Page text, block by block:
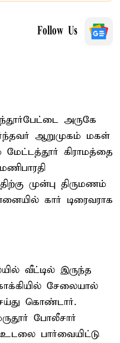
Follow Us
அருகே
ஆறுமுகம் மகள்
கிராமத்தை
முன்பு திருமணம்
கார் டிரைவராக
வீட்டில் இருந்த
சேலையால்
கொண்டார்.
போலீசார்
பார்வையிட்டு